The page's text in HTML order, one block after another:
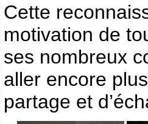
Cette
motivation de
ses nombreux
aller encore
partage et